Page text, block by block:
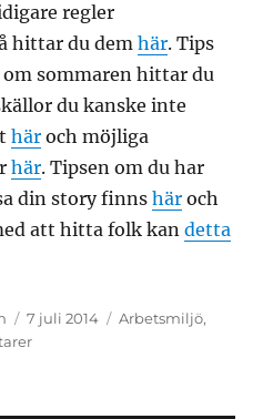
regler
hittar du demhär. Tips
sommaren hittar du
du kanske inte
här och möjliga
här. Tipsen om du har
din story finnshär och
att hitta folk kandetta
Publicerat
den
7 juli 2014 Kategorier
Arbetsmiljö,
till